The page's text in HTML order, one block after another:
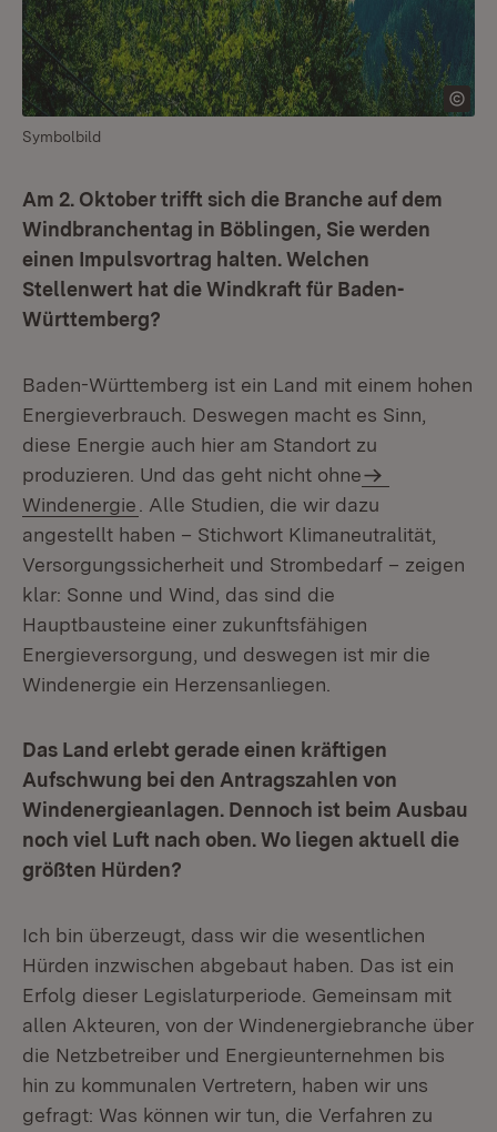
Symbolbild
Am 2. Oktober trifft sich die Branche auf dem
Windbranchentag in Böblingen, Sie werden
einen Impulsvortrag halten. Welchen
Stellenwert hat die Windkraft für Baden-
Württemberg?
Baden-Württemberg ist ein Land mit einem hohen
Energieverbrauch. Deswegen macht es Sinn,
diese Energie auch hier am Standort zu
produzieren. Und das geht nicht ohne
Windenergie
. Alle Studien, die wir dazu
angestellt haben – Stichwort Klimaneutralität,
Versorgungssicherheit und Strombedarf – zeigen
klar: Sonne und Wind, das sind die
Hauptbausteine einer zukunftsfähigen
Energieversorgung, und deswegen ist mir die
Windenergie ein Herzensanliegen.
Das Land erlebt gerade einen kräftigen
Aufschwung bei den Antragszahlen von
Windenergieanlagen. Dennoch ist beim Ausbau
noch viel Luft nach oben. Wo liegen aktuell die
größten Hürden?
Ich bin überzeugt, dass wir die wesentlichen
Hürden inzwischen abgebaut haben. Das ist ein
Erfolg dieser Legislaturperiode. Gemeinsam mit
allen Akteuren, von der Windenergiebranche über
die Netzbetreiber und Energieunternehmen bis
hin zu kommunalen Vertretern, haben wir uns
gefragt: Was können wir tun, die Verfahren zu